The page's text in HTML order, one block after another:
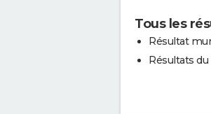
Tous les
Résultat
Résultats